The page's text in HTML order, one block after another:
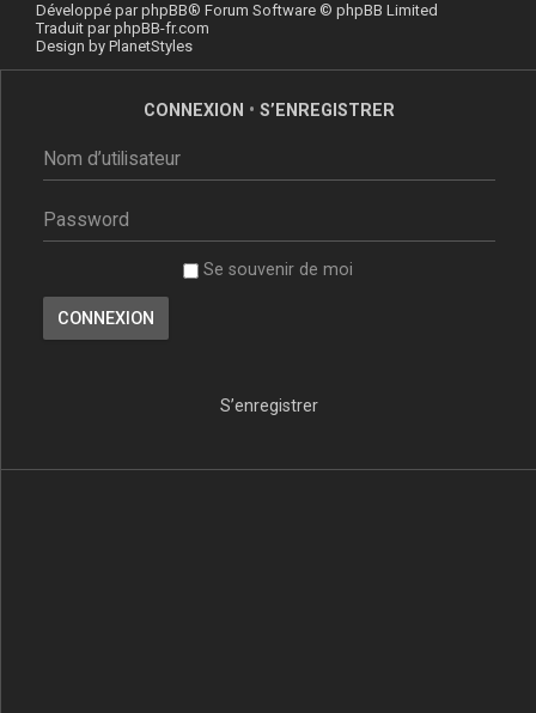
Développé parphpBB® Forum Software © phpBB Limited
Traduit parphpBB-fr.com
Design by PlanetStyles
CONNEXION • S’ENREGISTRER
Se souvenir de moi
S’enregistrer